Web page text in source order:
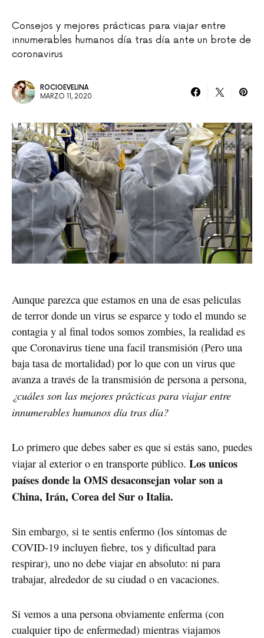
Consejos y mejores prácticas para viajar entre
innumerables humanos día tras día ante un brote de
coronavirus
ROCIOEVELINA
MARZO 11, 2020
Aunque parezca que estamos en una de esas peliculas
de terror donde un virus se esparce y todo el mundo se
contagia y al final todos somos zombies, la realidad es
que Coronavirus tiene una facil transmisión (Pero una
baja tasa de mortalidad) por lo que con un virus que
avanza a través de la transmisión de persona a persona,
¿cuáles son las mejores prácticas para viajar entre
innumerables humanos día tras día?
Lo primero que debes saber es que si estás sano, puedes
viajar al exterior o en transporte público. Los unicos
países donde la OMS desaconsejan volar son a
China, Irán, Corea del Sur o Italia.
Sin embargo, si te sentis enfermo (los síntomas de
COVID-19 incluyen fiebre, tos y dificultad para
respirar), uno no debe viajar en absoluto: ni para
trabajar, alrededor de su ciudad o en vacaciones.
Si vemos a una persona obviamente enferma (con
cualquier tipo de enfermedad) mientras viajamos